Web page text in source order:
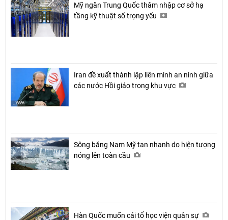
Chia sẻ
Mỹ ngăn Trung Quốc thâm nhập cơ sở hạ
tầng kỹ thuật số trọng yếu
Iran đề xuất thành lập liên minh an ninh giữa
các nước Hồi giáo trong khu vực
Sông băng Nam Mỹ tan nhanh do hiện tượng
nóng lên toàn cầu
Hàn Quốc muốn cải tổ học viện quân sự